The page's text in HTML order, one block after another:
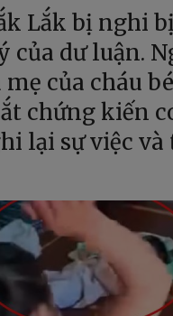
Lắk bị nghi
của dư luận.
của cháu
chứng kiến
lại sự việc